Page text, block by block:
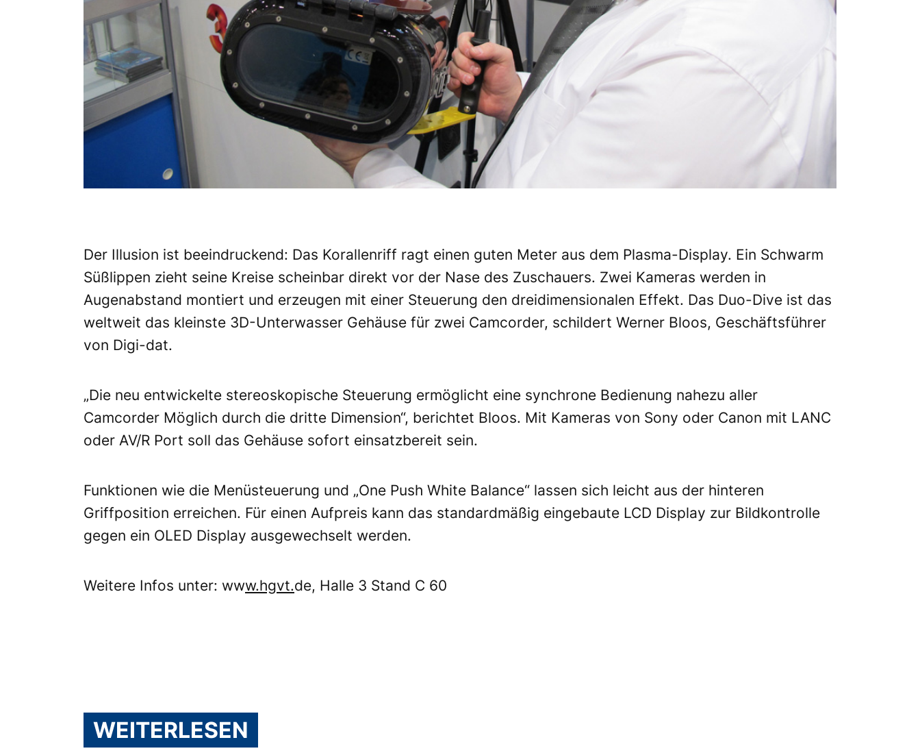
Der Illusion ist beeindruckend: Das Korallenriff ragt einen guten Meter aus dem Plasma-Display. Ein Schwarm
Süßlippen zieht seine Kreise scheinbar direkt vor der Nase des Zuschauers. Zwei Kameras werden in
Augenabstand montiert und erzeugen mit einer Steuerung den dreidimensionalen Effekt. Das Duo-Dive ist das
weltweit das kleinste 3D-Unterwasser Gehäuse für zwei Camcorder, schildert Werner Bloos, Geschäftsführer
von Digi-dat.
„Die neu entwickelte stereoskopische Steuerung ermöglicht eine synchrone Bedienung nahezu aller
Camcorder Möglich durch die dritte Dimension“, berichtet Bloos. Mit Kameras von Sony oder Canon mit LANC
oder AV/R Port soll das Gehäuse sofort einsatzbereit sein.
Funktionen wie die Menüsteuerung und „One Push White Balance“ lassen sich leicht aus der hinteren
Griffposition erreichen. Für einen Aufpreis kann das standardmäßig eingebaute LCD Display zur Bildkontrolle
gegen ein OLED Display ausgewechselt werden.
Weitere Infos unter: www.hgvt.de, Halle 3 Stand C 60
WEITERLESEN